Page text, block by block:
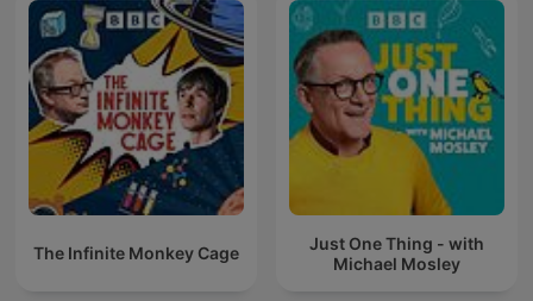
The Infinite Monkey Cage
Just One Thing - with
Michael Mosley